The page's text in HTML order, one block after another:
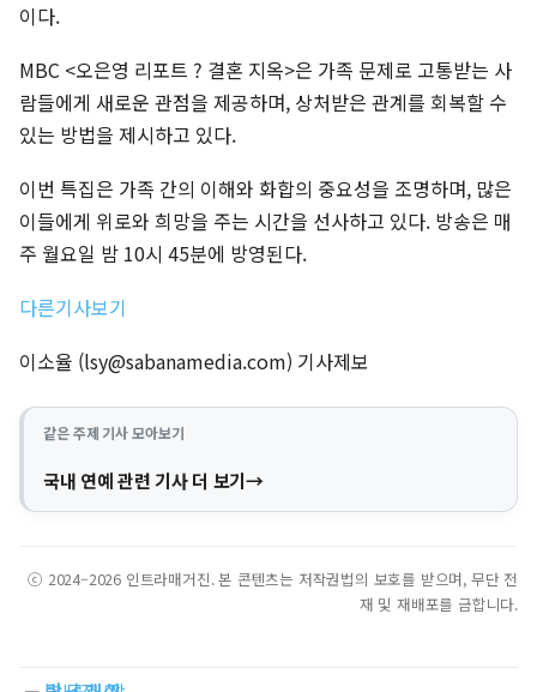
이다.
MBC <오은영 리포트 ? 결혼 지옥>은 가족 문제로 고통받는 사
람들에게 새로운 관점을 제공하며, 상처받은 관계를 회복할 수
있는 방법을 제시하고 있다.
이번 특집은 가족 간의 이해와 화합의 중요성을 조명하며, 많은
이들에게 위로와 희망을 주는 시간을 선사하고 있다. 방송은 매
주 월요일 밤 10시 45분에 방영된다.
다른기사보기
이소율 (lsy@sabanamedia.com) 기사제보
같은 주제 기사 모아보기
국내 연예 관련 기사 더 보기
ⓒ 2024–2026 인트라매거진. 본 콘텐츠는 저작권법의 보호를 받으며, 무단 전
재 및 재배포를 금합니다.